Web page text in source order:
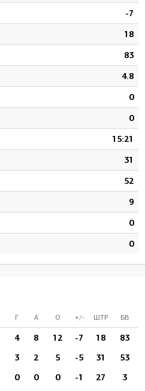
-7
18
83
4.8
0
0
15:21
31
52
9
0
0
Г А О +/- ШТР БВ
4 8 12 -7 18 83
3 2 5 -5 31 53
0 0 0 -1 27 3